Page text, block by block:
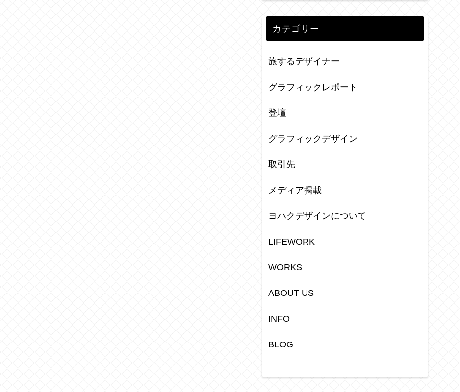
カテゴリー
旅するデザイナー
グラフィックレポート
登壇
グラフィックデザイン
取引先
メディア掲載
ヨハクデザインについて
LIFEWORK
WORKS
ABOUT US
INFO
BLOG